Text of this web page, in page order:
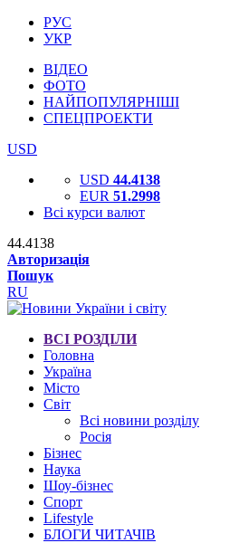
РУС
УКР
ВІДЕО
ФОТО
НАЙПОПУЛЯРНІШІ
СПЕЦПРОЕКТИ
USD
USD 44.4138
EUR 51.2998
Всі курси валют
44.4138
Авторизація
Пошук
RU
ВСІ РОЗДІЛИ
Головна
Україна
Місто
Світ
Всі новини розділу
Росія
Бізнес
Наука
Шоу-бізнес
Спорт
Lifestyle
БЛОГИ ЧИТАЧІВ